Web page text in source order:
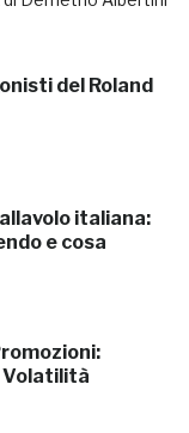
del Roland
italiana:
e cosa
Volatilità